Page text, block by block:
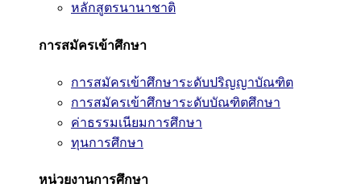
หลักสูตรนานาชาติ
การสมัครเข้าศึกษา
การสมัครเข้าศึกษาระดับปริญญาบัณฑิต
การสมัครเข้าศึกษาระดับบัณฑิตศึกษา
ค่าธรรมเนียมการศึกษา
ทุนการศึกษา
หน่วยงานการศึกษา